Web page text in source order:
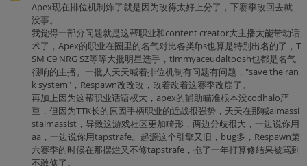
Apex现在排位机制炸了就是因为改得太好上分了，下赛季改回去就
没事。
我觉得一部分问题就是这帮职业和content creator大主播太能带动话
术了，Apex的职业在圈里的名气对比各类fps也算是特别出名的了，T
SM C9 NRG SZ等等大批明星选手，timmyaceudaltoosh也都是名气
很响的主播。一批人天天喊着排位机制有问题有问题，"save the ran
k system"，Respawn改改改，改着改着这赛季改崩了。
再加上因为这帮职业话语权大，apex的辅助瞄准根本没codhalo严
重，但因为TTK长的原因手柄职业的近战很强势，天天在那喊aimassi
staimassist，导致这游戏社区更加畸形，两边分歧很大，一边说你用
aa，一边说你用tapstrafe。起源这个引擎又旧，bug多，Respawn第
六赛季的时候在那摆烂又不修tapstrafe，拖了一年打算修结果被骂到
不敢修了。